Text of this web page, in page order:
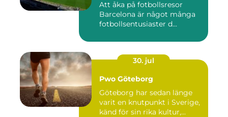
Att åka på fotbollsresor
Barcelona är något många
fotbollsentusiaster d...
30. jul
Pwo Göteborg
Göteborg har sedan länge
varit en knutpunkt i Sverige,
känd för sin rika kultur,...